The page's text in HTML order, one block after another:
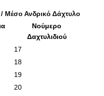
Μέσο Ανδρικό Δάχτυλο
Νούμερο
Δαχτυλιδιού
17
18
19
20